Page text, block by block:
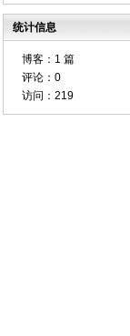
统计信息
博客： 1 篇
评论： 0
访问： 219